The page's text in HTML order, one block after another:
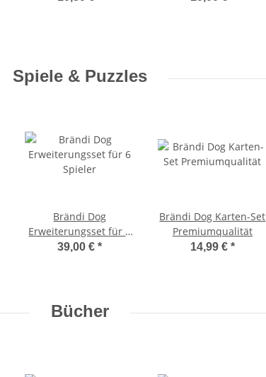
Spiele & Puzzles
Brändi Dog
Erweiterungsset für 6
Spieler
39,00 €*
Brändi Dog Karten-Set
Premiumqualität
14,99 € *
Bücher